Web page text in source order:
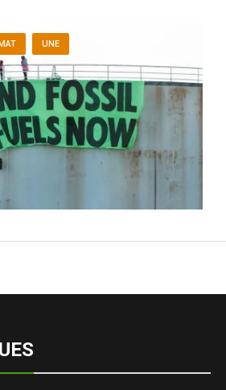
UNE